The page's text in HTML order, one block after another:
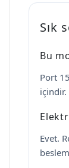
Sık
Bu
Port 15
içindir.
Evet.